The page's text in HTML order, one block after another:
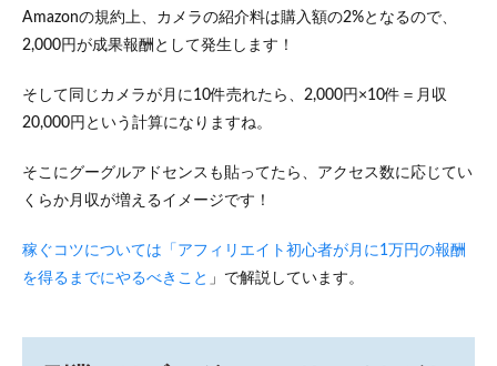
のコ
ツ3
5.1
コツ
1：自
経験
を棚
5.2
Amazonの規約上、カメラの紹介料は購入額の2%となるので、
2,000円が成果報酬として発生します！
そして同じカメラが月に10件売れたら、2,000円×10件＝月収
20,000円という計算になりますね。
そこにグーグルアドセンスも貼ってたら、アクセス数に応じてい
くらか月収が増えるイメージです！
稼ぐコツについては「アフィリエイト初心者が月に1万円の報酬
を得るまでにやるべきこと 」で解説しています。